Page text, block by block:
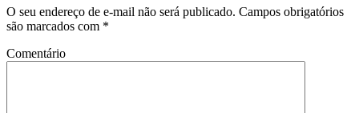
O seu endereço de e-mail não será publicado. Campos obrigatórios
são marcados com *
Comentário